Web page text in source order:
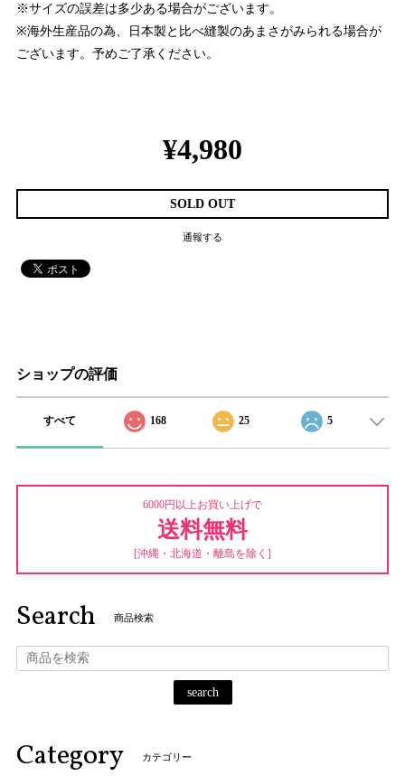
※サイズの誤差は多少ある場合がございます。
※海外生産品の為、日本製と比べ縫製のあまさがみられる場合が
ございます。予めご了承ください。
¥4,980
SOLD OUT
通報する
ショップの評価
すべて 168 25 5
6000円以上お買い上げで
送料無料
[沖縄・北海道・離島を除く]
Search 商品検索
search
Category カテゴリー